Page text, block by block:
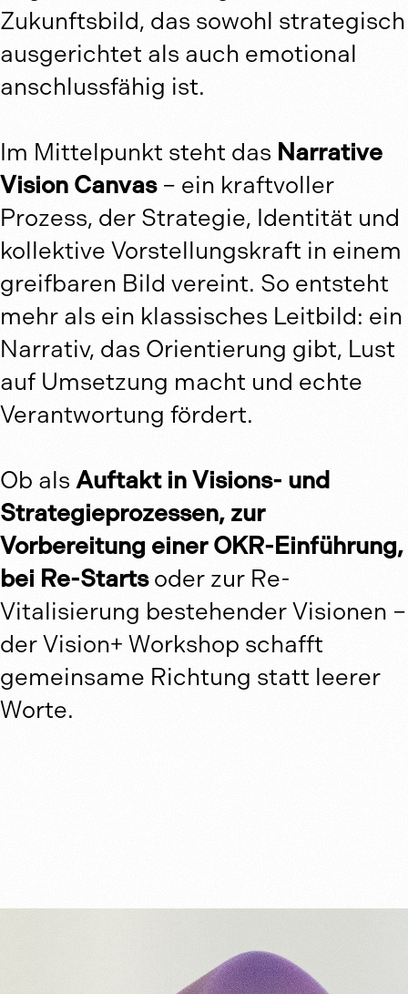
Zukunftsbild, das sowohl strategisch
ausgerichtet als auch emotional
anschlussfähig ist.
Im Mittelpunkt steht das Narrative
Vision Canvas– ein kraftvoller
Prozess, der Strategie, Identität und
kollektive Vorstellungskraft in einem
greifbaren Bild vereint. So entsteht
mehr als ein klassisches Leitbild: ein
Narrativ, das Orientierung gibt, Lust
auf Umsetzung macht und echte
Verantwortung fördert.
Ob als Auftakt in Visions- und
Strategieprozessen, zur
Vorbereitung einer OKR-Einführung,
bei Re-Startsoder zur Re-
Vitalisierung bestehender Visionen –
der Vision+ Workshop schafft
gemeinsame Richtung statt leerer
Worte.